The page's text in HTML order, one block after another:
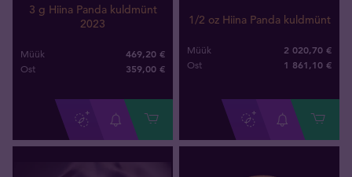
3 g Hiina Panda kuldmünt
2023
Müük 469,20 €
Ost 359,00 €
1/2 oz Hiina Panda kuldmünt
Müük 2 020,70 €
Ost 1 861,10 €